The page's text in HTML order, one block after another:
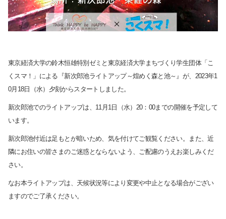
東京経済大学の鈴木恒雄特別ゼミと東京経済大学まちづくり学生団体「こ
くスマ！」による『新次郎池ライトアップ～煌めく森と池～』が、2023年1
0月18日（水）夕刻からスタートしました。
新次郎池でのライトアップは、11月1日（水）20：00までの開催を予定して
います。
新次郎池付近は足もとが暗いため、気を付けてご観覧ください。また、近
隣にお住いの皆さまのご迷惑とならないよう、ご配慮のうえお楽しみくだ
さい。
なお本ライトアップは、天候状況等により変更や中止となる場合がござい
ますのでご了承ください。